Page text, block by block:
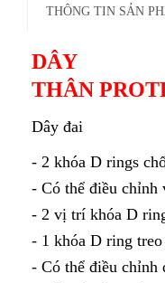
THÔNG TIN SẢN
DÂY
THÂN
Dây đai
- 2 khóa D rings
- Có thể điều
- 2 vị trí khóa D
- 1 khóa D ring
- Có thể điều chỉnh